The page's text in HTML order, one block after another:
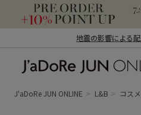
地震の影響による
ン オンライン）
J'aDoRe JUN ONLINE L&B コス